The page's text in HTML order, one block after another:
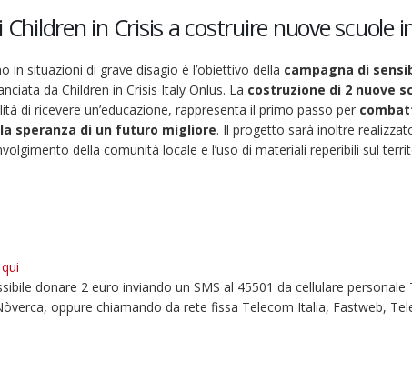
in Crisis a costruire nuove scuole
in situazioni di grave disagio è l’obiettivo della campagna di
da Children in Crisis Italy Onlus. La costruzione di 2 nuove
di ricevere un’educazione, rappresenta il primo passo per
speranza di un futuro migliore. Il progetto sarà inoltre
della comunità locale e l’uso di materiali reperibili sul
donare 2 euro inviando un SMS al 45501 da cellulare personale
oppure chiamando da rete fissa Telecom Italia, Fastweb,